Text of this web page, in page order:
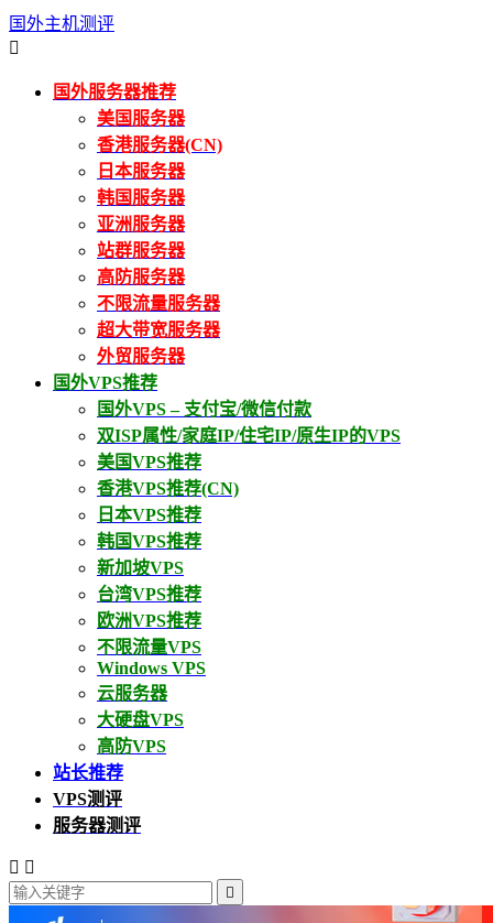
国外主机测评

国外服务器推荐
美国服务器
香港服务器(CN)
日本服务器
韩国服务器
亚洲服务器
站群服务器
高防服务器
不限流量服务器
超大带宽服务器
外贸服务器
国外VPS推荐
国外VPS – 支付宝/微信付款
双ISP属性/家庭IP/住宅IP/原生IP的VPS
美国VPS推荐
香港VPS推荐(CN)
日本VPS推荐
韩国VPS推荐
新加坡VPS
台湾VPS推荐
欧洲VPS推荐
不限流量VPS
Windows VPS
云服务器
大硬盘VPS
高防VPS
站长推荐
VPS测评
服务器测评
 
